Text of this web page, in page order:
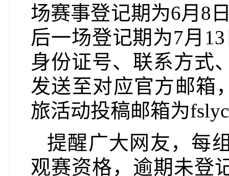
场赛事登记期为6月8
后一场登记期为7月
身份证号、联系方式
发送至对应官方邮箱
旅活动投稿邮箱为
提醒广大网友，每
观赛资格，逾期未登